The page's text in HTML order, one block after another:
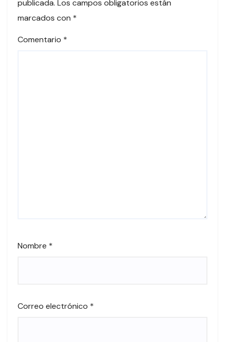
publicada. Los campos obligatorios están
marcados con *
Comentario *
Nombre *
Correo electrónico *